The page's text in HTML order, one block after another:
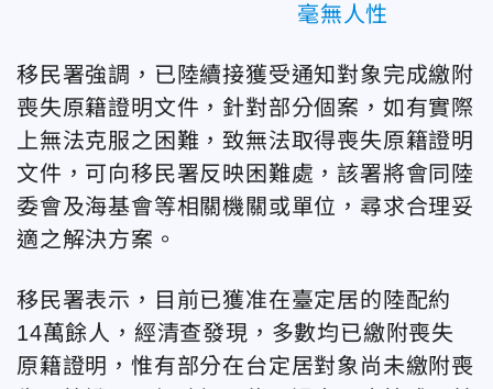
毫無人性
移民署強調，已陸續接獲受通知對象完成繳附
喪失原籍證明文件，針對部分個案，如有實際
上無法克服之困難，致無法取得喪失原籍證明
文件，可向移民署反映困難處，該署將會同陸
委會及海基會等相關機關或單位，尋求合理妥
適之解決方案。
移民署表示，目前已獲准在臺定居的陸配約
14萬餘人，經清查發現，多數均已繳附喪失
原籍證明，惟有部分在台定居對象尚未繳附喪